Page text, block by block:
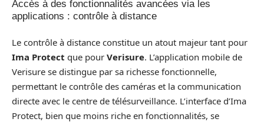
Accès à des fonctionnalités avancées via les
applications : contrôle à distance
Le contrôle à distance constitue un atout majeur tant pour
Ima Protect que pour Verisure. L’application mobile de
Verisure se distingue par sa richesse fonctionnelle,
permettant le contrôle des caméras et la communication
directe avec le centre de télésurveillance. L’interface d’Ima
Protect, bien que moins riche en fonctionnalités, se